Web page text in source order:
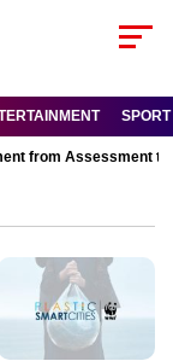
SPORT
from Assessment